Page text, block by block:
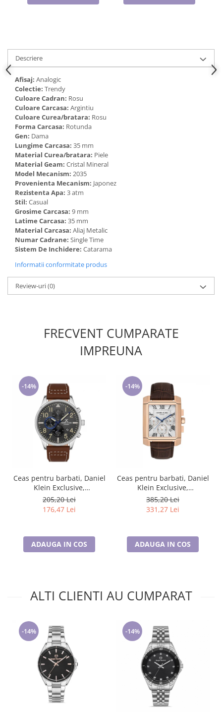
Cadouri pentru Doctori
Descriere
Afisaj: Analogic
Colectie: Trendy
Culoare Cadran: Rosu
Culoare Carcasa: Argintiu
Culoare Curea/bratara: Rosu
Forma Carcasa: Rotunda
Gen: Dama
Lungime Carcasa: 35 mm
Material Curea/bratara: Piele
Material Geam: Cristal Mineral
Model Mecanism: 2035
Provenienta Mecanism: Japonez
Rezistenta Apa: 3 atm
Stil: Casual
Grosime Carcasa: 9 mm
Latime Carcasa: 35 mm
Material Carcasa: Aliaj Metalic
Numar Cadrane: Single Time
Sistem De Inchidere: Catarama
Informatii conformitate produs
Review-uri(0)
FRECVENT CUMPARATE
IMPREUNA
-14%
Ceas pentru barbati, Daniel
Klein Exclusive,
DK.1.13389.2
205,20 Lei
176,47 Lei
ADAUGA IN COS
-14%
Ceas pentru barbati, Daniel
Klein Exclusive,
DK.1.13748.5
385,20 Lei
331,27 Lei
ADAUGA IN COS
ALTI CLIENTI AU CUMPARAT
-14% -14%